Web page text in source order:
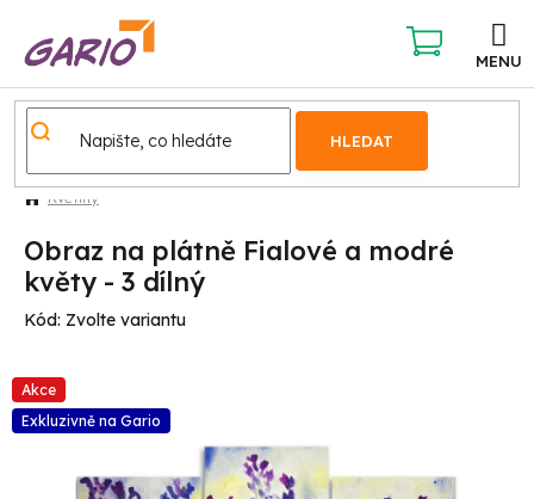
obsah
HLEDAT
NÁKUPNÍ
KOŠÍK
Květiny
Obraz na plátně Fialové a modré
květy - 3 dílný
Kód: Zvolte variantu
Akce
Exkluzivně na Gario